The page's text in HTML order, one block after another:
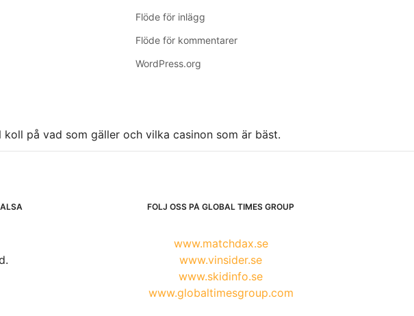
Flöde för inlägg
Flöde för kommentarer
WordPress.org
på vad som gäller och vilka casinon som är bäst.
FÖLJ OSS PÅ GLOBAL TIMES GROUP
www.matchdax.se
www.vinsider.se
www.skidinfo.se
www.globaltimesgroup.com